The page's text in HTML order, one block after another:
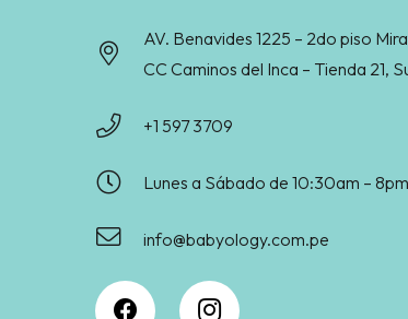
AV. Benavides 1225 – 2do piso
CC Caminos del Inca – Tienda 21,
+1 597 3709
Lunes a Sábado de 10:30am – 8pm
info@babyology.com.pe